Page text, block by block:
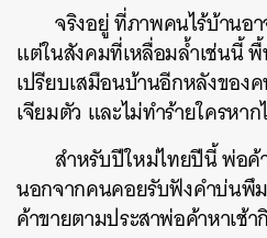
จริงอยู่ ที่ภาพคนไร้บ้านอ
แต่ในสังคมที่เหลื่อมล้ำเช่นนี้
เปรียบเสมือนบ้านอีกหลังของ
เจียมตัว และไม่ทำร้ายใครหา
สำหรับปีใหม่ไทยปีนี้ พ่อค้
นอกจากคนคอยรับฟังคำบ่นพึม
ค้าขายตามประสาพ่อค้าหาเช้